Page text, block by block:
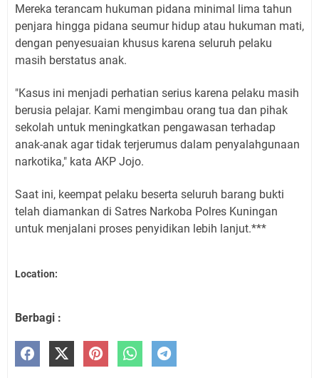
Mereka terancam hukuman pidana minimal lima tahun
penjara hingga pidana seumur hidup atau hukuman mati,
dengan penyesuaian khusus karena seluruh pelaku
masih berstatus anak.
"Kasus ini menjadi perhatian serius karena pelaku masih
berusia pelajar. Kami mengimbau orang tua dan pihak
sekolah untuk meningkatkan pengawasan terhadap
anak-anak agar tidak terjerumus dalam penyalahgunaan
narkotika," kata AKP Jojo.
Saat ini, keempat pelaku beserta seluruh barang bukti
telah diamankan di Satres Narkoba Polres Kuningan
untuk menjalani proses penyidikan lebih lanjut.***
Location:
Berbagi :